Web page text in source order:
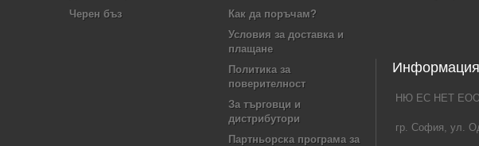
Черен бъз
Как да поръчам?
Условия за доставка и
плащане
Политика за
поверителност
За търговци и
дистрибутори
Партньорска програма за
НЮ ЕС НЕТ
гр. София, ул.